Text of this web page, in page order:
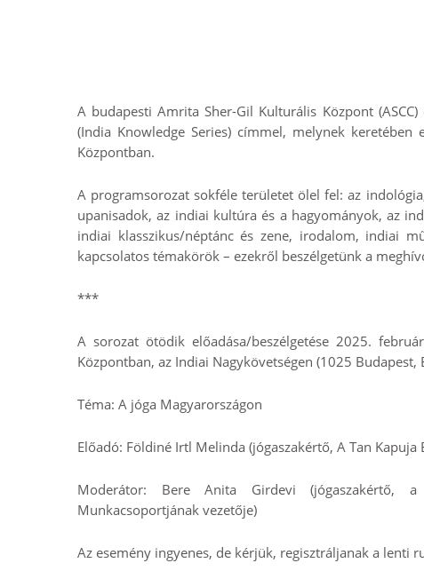
A budapesti Amrita Sher-Gil Kulturális Központ
(India Knowledge Series) címmel, melynek keretében
Központban.
A programsorozat sokféle területet ölel fel: az
upanisadok, az indiai kultúra és a hagyományok, az
indiai klasszikus/néptánc és zene, irodalom, indiai
kapcsolatos témakörök – ezekről beszélgetünk a
***
A sorozat ötödik előadása/beszélgetése 2025.
Központban, az Indiai Nagykövetségen (1025 Budapest,
Téma: A jóga Magyarországon
Előadó: Földiné Irtl Melinda (jógaszakértő, A Tan
Moderátor: Bere Anita Girdevi (jógaszakértő, a
Munkacsoportjának vezetője)
Az esemény ingyenes, de kérjük, regisztráljanak a lenti